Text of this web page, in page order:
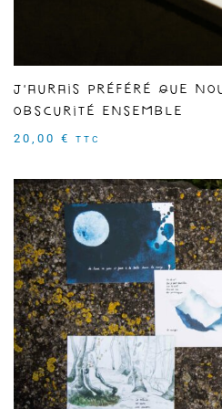
J'aurais préféré que
obscurité ensemble
20,00 € TTC